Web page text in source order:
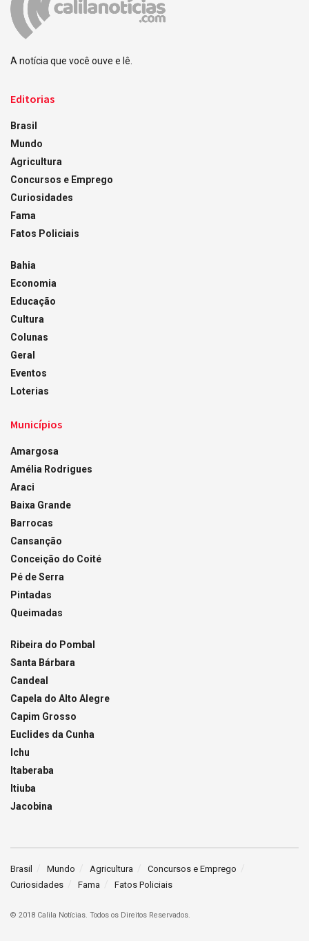
A notícia que você ouve e lê.
Editorias
Brasil
Mundo
Agricultura
Concursos e Emprego
Curiosidades
Fama
Fatos Policiais
Bahia
Economia
Educação
Cultura
Colunas
Geral
Eventos
Loterias
Municípios
Amargosa
Amélia Rodrigues
Araci
Baixa Grande
Barrocas
Cansanção
Conceição do Coité
Pé de Serra
Pintadas
Queimadas
Ribeira do Pombal
Santa Bárbara
Candeal
Capela do Alto Alegre
Capim Grosso
Euclides da Cunha
Ichu
Itaberaba
Itiuba
Jacobina
Brasil Mundo Agricultura
Concursos e Emprego
Curiosidades
Fama Fatos Policiais
© 2018 Calila Notícias. Todos os Direitos Reservados.